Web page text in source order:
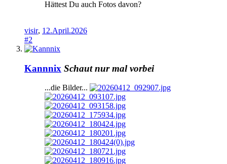
Hättest Du auch Fotos davon?
visir, 12.April.2026
#2
Kannnix Schaut nur mal vorbei
...die Bilder...